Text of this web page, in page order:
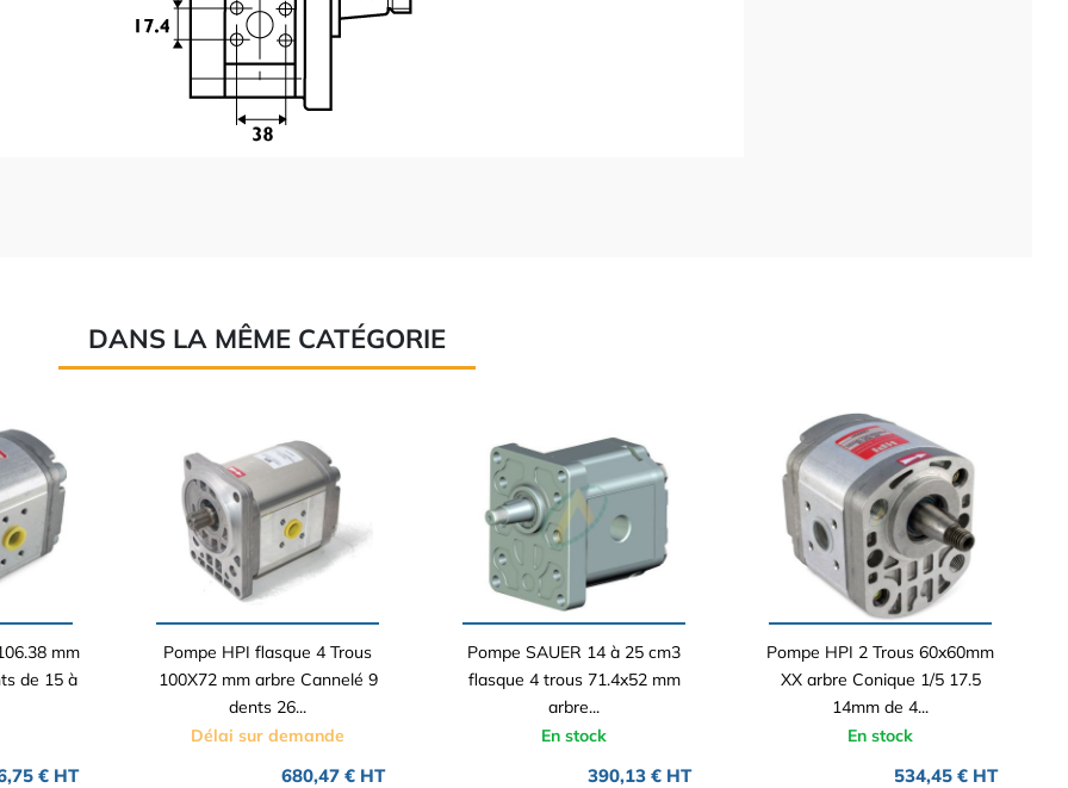
DANS LA MÊME CATÉGORIE
mm
de 15 à
€ HT
Pompe HPI flasque 4 Trous
100X72 mm arbre Cannelé 9
dents 26...
Délai sur demande
680,47 € HT
Pompe SAUER 14 à 25 cm3
flasque 4 trous 71.4x52 mm
arbre...
En stock
390,13 € HT
Pompe HPI 2 Trous 60x60mm
XX arbre Conique 1/5 17.5
14mm de 4...
En stock
534,45 € HT